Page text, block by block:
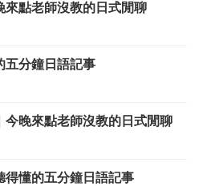
來點老師沒教的日式閒聊
五分鐘日語記事
今晚來點老師沒教的日式閒聊
得懂的五分鐘日語記事